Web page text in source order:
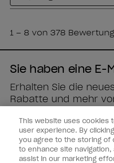
Sie haben eine E-
Erhalten Sie die
Rabatte und mehr
Geben Sie Ihre E-Mail-Adresse
Verbraucher
This website uses cookies
user experience. By
you agree to the storing of
to enhance site navigation,
assist in our marketing